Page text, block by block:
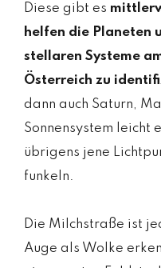
Diese gibt es
helfen die Planeten
stellaren Systeme
Österreich zu
dann auch Saturn,
Sonnensystem leicht
übrigens jene
funkeln.
Die Milchstraße ist
Auge als Wolke